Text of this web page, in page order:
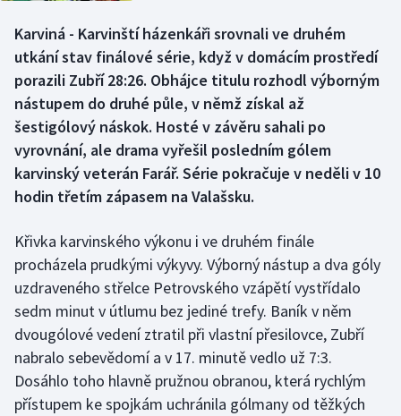
Curling
Dostihy
Florbal
Futsal
Gymnastika
Házená
Jezdectví
Judo
Karviná - Karvinští házenkáři srovnali ve druhém
utkání stav finálové série, když v domácím prostředí
porazili Zubří 28:26. Obhájce titulu rozhodl výborným
nástupem do druhé půle, v němž získal až
šestigólový náskok. Hosté v závěru sahali po
vyrovnání, ale drama vyřešil posledním gólem
karvinský veterán Farář. Série pokračuje v neděli v 10
hodin třetím zápasem na Valašsku.
Křivka karvinského výkonu i ve druhém finále
procházela prudkými výkyvy. Výborný nástup a dva góly
uzdraveného střelce Petrovského vzápětí vystřídalo
sedm minut v útlumu bez jediné trefy. Baník v něm
dvougólové vedení ztratil při vlastní přesilovce, Zubří
nabralo sebevědomí a v 17. minutě vedlo už 7:3.
Dosáhlo toho hlavně pružnou obranou, která rychlým
přístupem ke spojkám uchránila gólmany od těžkých